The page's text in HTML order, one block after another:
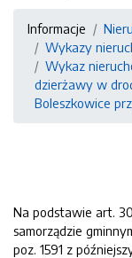
Informacje
Wykazy
Wykaz
dzierżawy w
Boleszkowice
Na podstawie art.
samorządzie
poz. 1591 z